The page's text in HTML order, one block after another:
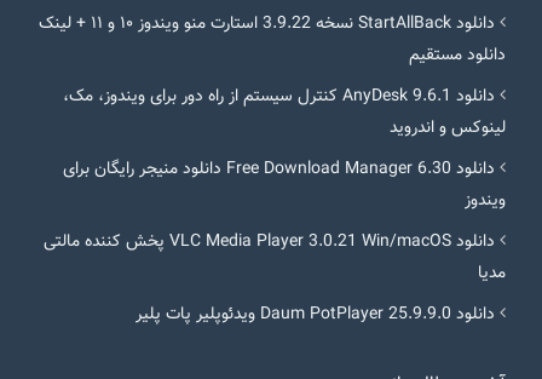
دانلود StartAllBack نسخه 3.9.22 استارت منو ویندوز ۱۰ و ۱۱ + لینک
دانلود مستقیم
دانلود AnyDesk 9.6.1 کنترل سیستم از راه دور برای ویندوز، مک،
لینوکس و اندروید
دانلود Free Download Manager 6.30 دانلود منیجر رایگان برای
ویندوز
دانلود VLC Media Player 3.0.21 Win/macOS پخش کننده مالتی
مدیا
دانلود Daum PotPlayer 25.9.9.0 ویدئوپلیر پات پلیر